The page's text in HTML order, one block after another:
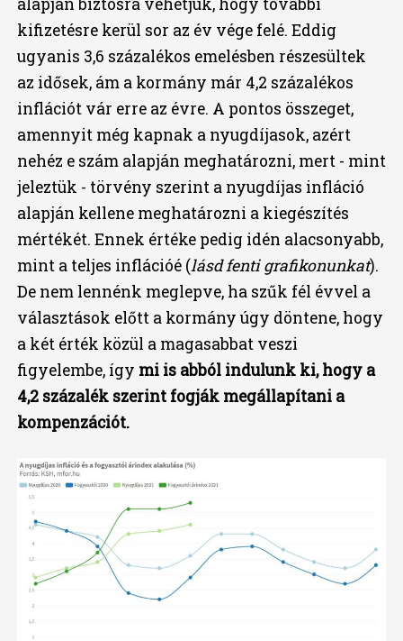
kifizetésre kerül sor az év vége felé. Eddig
ugyanis 3,6 százalékos emelésben részesültek
az idősek, ám a kormány már 4,2 százalékos
inflációt vár erre az évre. A pontos összeget,
amennyit még kapnak a nyugdíjasok, azért
nehéz e szám alapján meghatározni, mert - mint
jeleztük - törvény szerint a nyugdíjas infláció
alapján kellene meghatározni a kiegészítés
mértékét. Ennek értéke pedig idén alacsonyabb,
mint a teljes inflációé (lásd fenti grafikonunkat).
De nem lennénk meglepve, ha szűk fél évvel a
választások előtt a kormány úgy döntene, hogy
a két érték közül a magasabbat veszi
figyelembe, így mi is abból indulunk ki, hogy a
4,2 százalék szerint fogják megállapítani a
kompenzációt.